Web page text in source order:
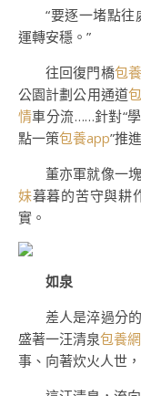
“要逐一堵點
運轉安穩。”
往回復門橋包養
公園計劃公用通道
情車分流……針對“
點一策包養app”推
董亦軍就像一
妹暮暮的苦守與耕
實。
如泉
差人是淬過分
盛著一汪清泉包養網
事、向著炊火人世